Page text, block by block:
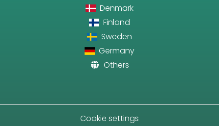
Denmark
Finland
Sweden
Germany
Others
Cookie settings